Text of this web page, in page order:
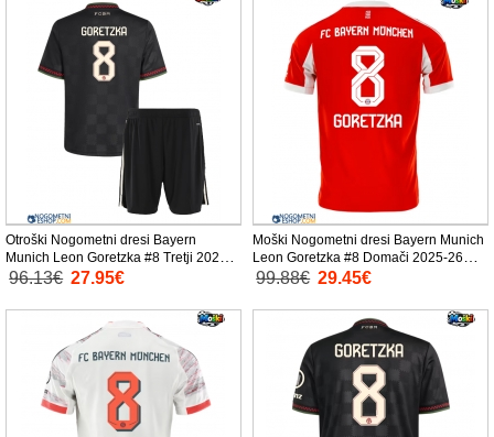
Otroški Nogometni dresi Bayern
Munich Leon Goretzka #8 Tretji 2025-
26 Kratek Rokav (+ Kratke hlače)
96.13€ 27.95€
Moški Nogometni dresi Bayern Munich
Leon Goretzka #8 Domači 2025-26
Kratek Rokav
99.88€ 29.45€